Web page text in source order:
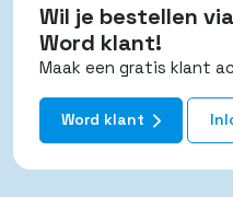
Wil je bestellen
Word klant!
Maak een gratis klant
Word klant